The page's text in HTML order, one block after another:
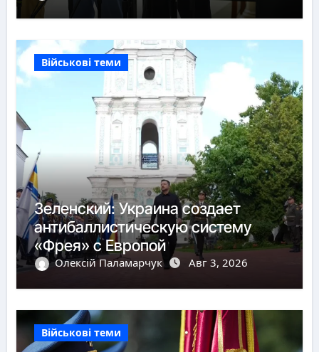
Військові теми
Зеленский: Украина создает
антибаллистическую систему
«Фрея» с Европой
Олексій Паламарчук Авг 3, 2026
Військові теми